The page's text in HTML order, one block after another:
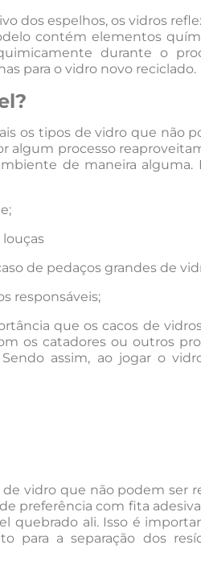
dos espelhos, os vidros
contém elementos
durante o
para o vidro novo reciclado.
os tipos de vidro que não
algum processo
de maneira alguma.
louças
de pedaços grandes de
responsáveis;
que os cacos de
os catadores ou outros
assim, ao jogar o
vidro que não podem ser
preferência com fita
quebrado ali. Isso é
para a separação dos